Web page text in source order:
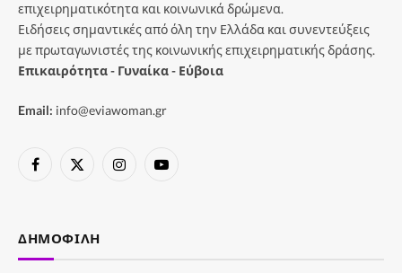
επιχειρηματικότητα και κοινωνικά δρώμενα.
Ειδήσεις σημαντικές από όλη την Ελλάδα και συνεντεύξεις
με πρωταγωνιστές της κοινωνικής επιχειρηματικής δράσης.
Επικαιρότητα - Γυναίκα - Εύβοια
Email: info@eviawoman.gr
Facebook
X
InstagramYouTube
ΔΗΜΟΦΙΛΉ